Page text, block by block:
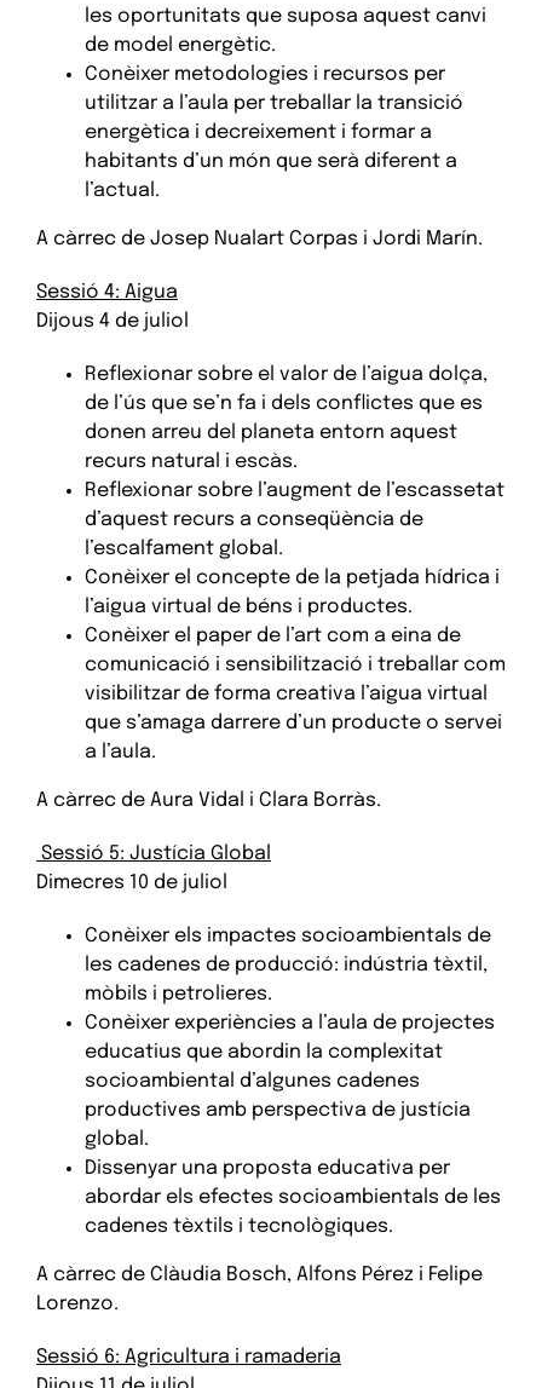
les oportunitats que suposa aquest canvi
de model energètic.
Conèixer metodologies i recursos per
utilitzar a l’aula per treballar la transició
energètica i decreixement i formar a
habitants d’un món que serà diferent a
l’actual.
A càrrec de Josep Nualart Corpas i Jordi Marín.
Sessió 4: Aigua
Dijous 4 de juliol
Reflexionar sobre el valor de l’aigua dolça,
de l’ús que se’n fa i dels conflictes que es
donen arreu del planeta entorn aquest
recurs natural i escàs.
Reflexionar sobre l’augment de l’escassetat
d’aquest recurs a conseqüència de
l’escalfament global.
Conèixer el concepte de la petjada hídrica i
l’aigua virtual de béns i productes.
Conèixer el paper de l’art com a eina de
comunicació i sensibilització i treballar com
visibilitzar de forma creativa l’aigua virtual
que s’amaga darrere d’un producte o servei
a l’aula.
A càrrec de Aura Vidal i Clara Borràs.
Sessió 5: Justícia Global
Dimecres 10 de juliol
Conèixer els impactes socioambientals de
les cadenes de producció: indústria tèxtil,
mòbils i petrolieres.
Conèixer experiències a l’aula de projectes
educatius que abordin la complexitat
socioambiental d’algunes cadenes
productives amb perspectiva de justícia
global.
Dissenyar una proposta educativa per
abordar els efectes socioambientals de les
cadenes tèxtils i tecnològiques.
A càrrec de Clàudia Bosch, Alfons Pérez i Felipe
Lorenzo.
Sessió 6: Agricultura i ramaderia